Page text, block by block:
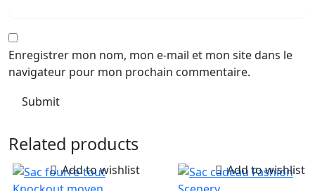
Enregistrer mon nom, mon e-mail et mon site dans le
navigateur pour mon prochain commentaire.
Related products
Add to wishlist Add to wishlist